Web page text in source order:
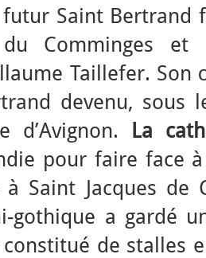
futur Saint
Comminges
Taillefer.
devenu, sous
d’Avignon.
La
pour faire face
Saint Jacques de
gothique a gardé
de stalles